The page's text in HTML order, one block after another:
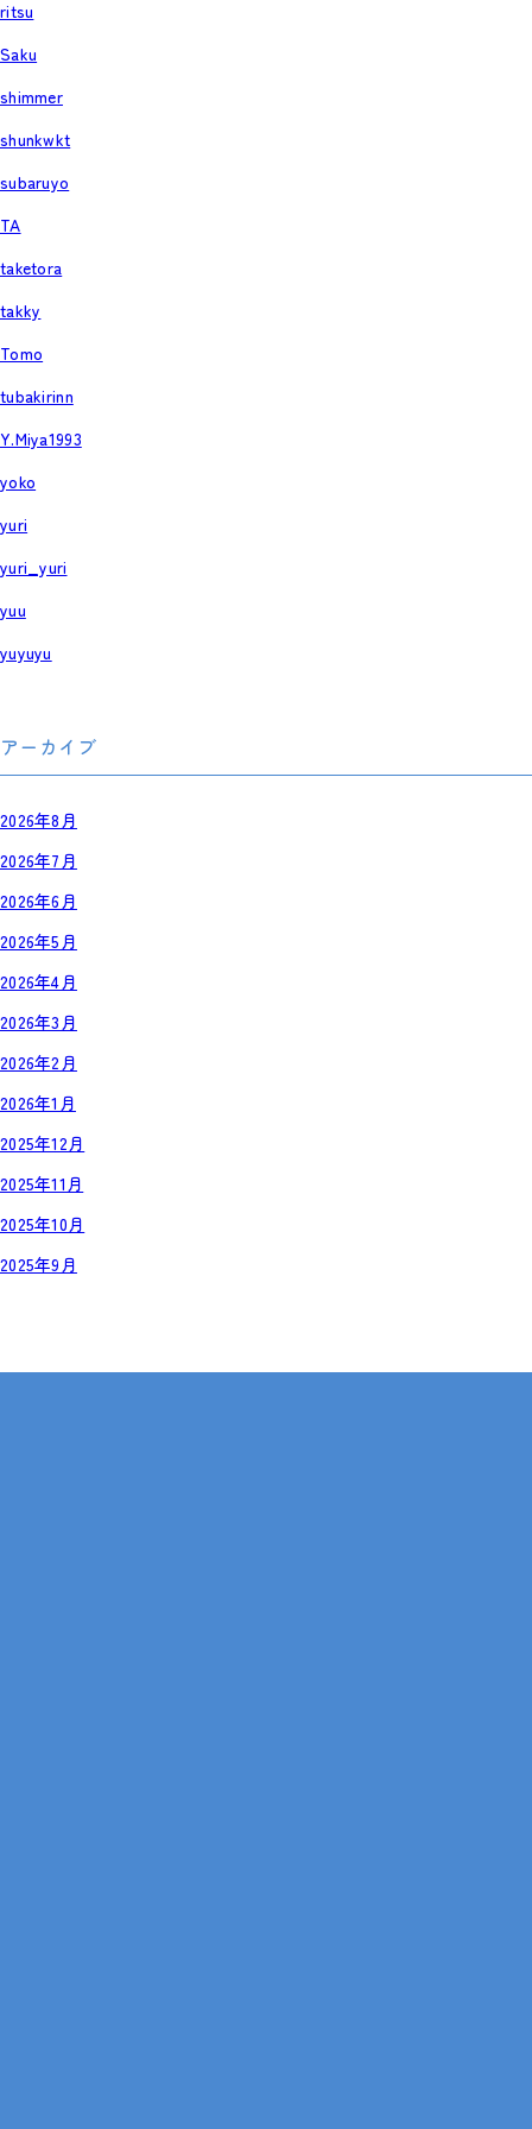
ritsu
Saku
shimmer
shunkwkt
subaruyo
TA
taketora
takky
Tomo
tubakirinn
Y.Miya1993
yoko
yuri
yuri_yuri
yuu
yuyuyu
アーカイブ
2026年8月
2026年7月
2026年6月
2026年5月
2026年4月
2026年3月
2026年2月
2026年1月
2025年12月
2025年11月
2025年10月
2025年9月